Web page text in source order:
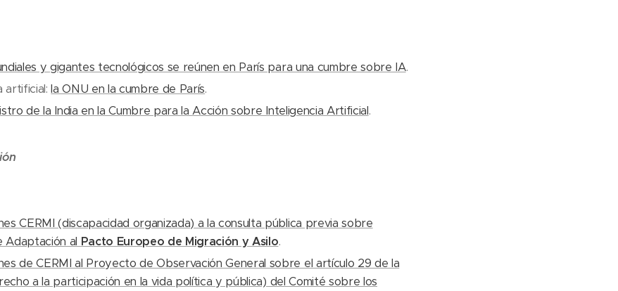
y gigantes tecnológicos se reúnen en París para una cumbre sobre IA.
artificial:la ONU en la cumbre de París.
de la India en la Cumbre para la Acción sobre Inteligencia Artificial.
CERMI (discapacidad organizada) a la consulta pública previa sobre
Adaptación al Pacto Europeo de Migración y Asilo.
de CERMI al Proyecto de Observación General sobre el artículo 29 de la
a la participación en la vida política y pública) del Comité sobre los